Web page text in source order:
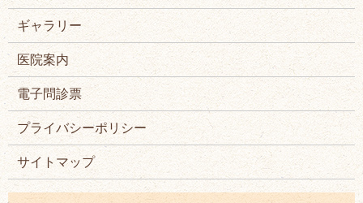
ギャラリー
医院案内
電子問診票
プライバシーポリシー
サイトマップ